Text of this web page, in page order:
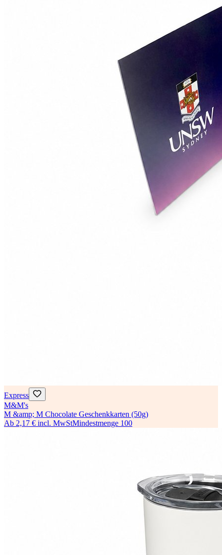
Express
M&M's
M &amp; M Chocolate Geschenkkarten (50g)
Ab 2,17 € incl. MwStMindestmenge 100